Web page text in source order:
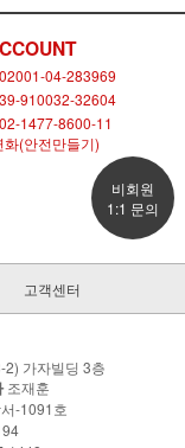
04-283969
910032-32604
1477-8600-11
(안전만들기)
비회원
1:1 문의
고객센터
가자빌딩 3층
조재훈
-1091호